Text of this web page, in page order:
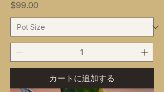
価格
$99.00
カートに追加する